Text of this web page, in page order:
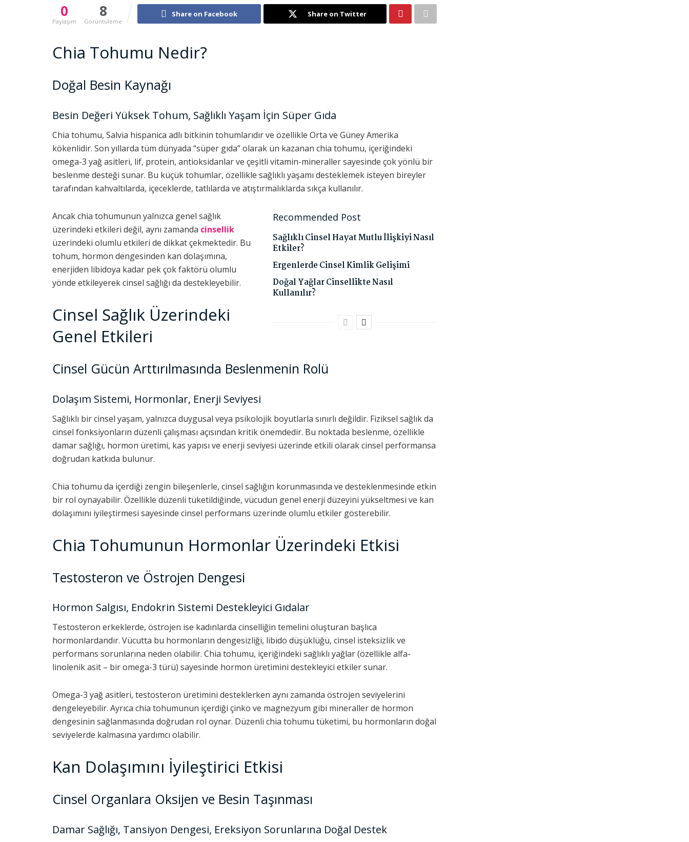
0
Paylaşım
8
Görüntüleme
Share on Facebook Share on Twitter
Chia Tohumu Nedir?
Doğal Besin Kaynağı
Besin Değeri Yüksek Tohum, Sağlıklı Yaşam İçin Süper Gıda
Chia tohumu, Salvia hispanica adlı bitkinin tohumlarıdır ve özellikle Orta ve Güney Amerika
kökenlidir. Son yıllarda tüm dünyada “süper gıda” olarak ün kazanan chia tohumu, içeriğindeki
omega-3 yağ asitleri, lif, protein, antioksidanlar ve çeşitli vitamin-mineraller sayesinde çok yönlü bir
beslenme desteği sunar. Bu küçük tohumlar, özellikle sağlıklı yaşamı desteklemek isteyen bireyler
tarafından kahvaltılarda, içeceklerde, tatlılarda ve atıştırmalıklarda sıkça kullanılır.
Recommended Post
Sağlıklı Cinsel Hayat Mutlu İlişkiyi Nasıl
Etkiler?
Ergenlerde Cinsel Kimlik Gelişimi
Doğal Yağlar Cinsellikte Nasıl
Kullanılır?
Ancak chia tohumunun yalnızca genel sağlık
üzerindeki etkileri değil, aynı zamanda cinsellik
üzerindeki olumlu etkileri de dikkat çekmektedir. Bu
tohum, hormon dengesinden kan dolaşımına,
enerjiden libidoya kadar pek çok faktörü olumlu
yönde etkileyerek cinsel sağlığı da destekleyebilir.
Cinsel Sağlık Üzerindeki
Genel Etkileri
Cinsel Gücün Arttırılmasında Beslenmenin Rolü
Dolaşım Sistemi, Hormonlar, Enerji Seviyesi
Sağlıklı bir cinsel yaşam, yalnızca duygusal veya psikolojik boyutlarla sınırlı değildir. Fiziksel sağlık da
cinsel fonksiyonların düzenli çalışması açısından kritik önemdedir. Bu noktada beslenme, özellikle
damar sağlığı, hormon üretimi, kas yapısı ve enerji seviyesi üzerinde etkili olarak cinsel performansa
doğrudan katkıda bulunur.
Chia tohumu da içerdiği zengin bileşenlerle, cinsel sağlığın korunmasında ve desteklenmesinde etkin
bir rol oynayabilir. Özellikle düzenli tüketildiğinde, vücudun genel enerji düzeyini yükseltmesi ve kan
dolaşımını iyileştirmesi sayesinde cinsel performans üzerinde olumlu etkiler gösterebilir.
Chia Tohumunun Hormonlar Üzerindeki Etkisi
Testosteron ve Östrojen Dengesi
Hormon Salgısı, Endokrin Sistemi Destekleyici Gıdalar
Testosteron erkeklerde, östrojen ise kadınlarda cinselliğin temelini oluşturan başlıca
hormonlardandır. Vücutta bu hormonların dengesizliği, libido düşüklüğü, cinsel isteksizlik ve
performans sorunlarına neden olabilir. Chia tohumu, içeriğindeki sağlıklı yağlar (özellikle alfa-
linolenik asit – bir omega-3 türü) sayesinde hormon üretimini destekleyici etkiler sunar.
Omega-3 yağ asitleri, testosteron üretimini desteklerken aynı zamanda östrojen seviyelerini
dengeleyebilir. Ayrıca chia tohumunun içerdiği çinko ve magnezyum gibi mineraller de hormon
dengesinin sağlanmasında doğrudan rol oynar. Düzenli chia tohumu tüketimi, bu hormonların doğal
seviyelerde kalmasına yardımcı olabilir.
Kan Dolaşımını İyileştirici Etkisi
Cinsel Organlara Oksijen ve Besin Taşınması
Damar Sağlığı, Tansiyon Dengesi, Ereksiyon Sorunlarına Doğal Destek